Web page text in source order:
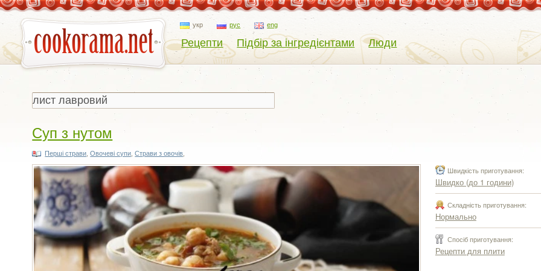
укр рус eng
Рецепти Підбір за інгредієнтами Люди
Суп з нутом
Перші страви ,Овочеві супи ,Страви з овочів
Швидкість приготування:
Швидко (до 1 години)
Складність приготування:
Нормально
Спосіб приготування:
Рецепти для плити